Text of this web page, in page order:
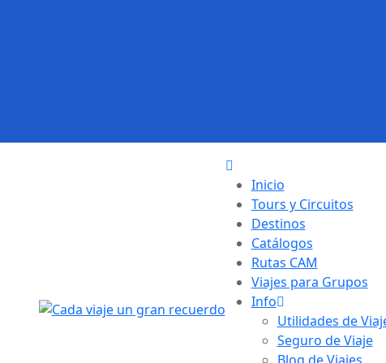
Inicio
Tours y Circuitos
Destinos
Catálogos
Rutas CAM
Viajes para Grupos
Info
Utilidades de
Seguro de Viaje